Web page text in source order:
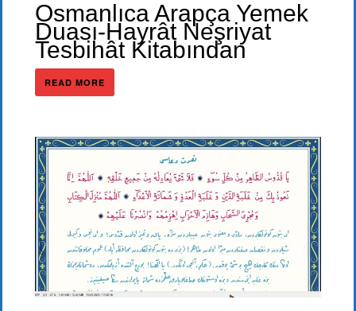
Osmanlıca Arapça Yemek
Duası-Hayrât Neşriyat
Tesbihât Kitabından
READ MORE